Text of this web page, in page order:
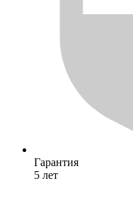
Гарантия
5 лет